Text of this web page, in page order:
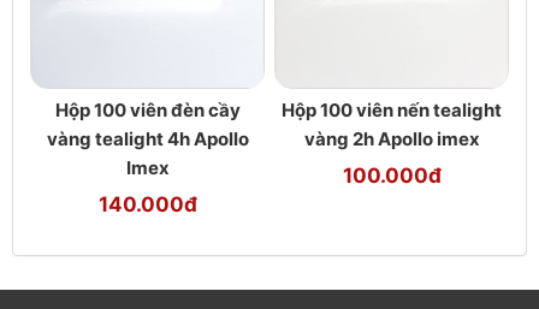
Hộp 100 viên đèn cầy
vàng tealight 4h Apollo
Imex
140.000đ
Hộp 100 viên nến tealight
vàng 2h Apollo imex
100.000đ